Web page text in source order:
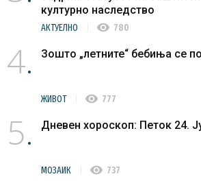
културно наследство
АКТУЕЛНО visibility 780
4 Зошто „летните“ бебиња се
ЖИВОТ visibility 777
5 Дневен хороскоп: Петок 24.
МОЗАИК visibility 737